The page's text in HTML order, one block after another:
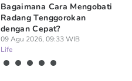
Bagaimana Cara Mengobati
Radang Tenggorokan
dengan Cepat?
09 Agu 2026, 09:33 WIB
Life